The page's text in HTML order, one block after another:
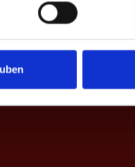
| 11:13
57.6
40.9
39.2
46.3 ±0